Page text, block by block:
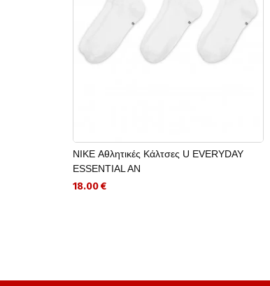
NIKE Αθλητικές Κάλτσες U EVERYDAY
ESSENTIAL AN
18.00 €